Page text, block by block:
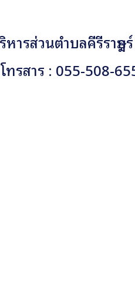
หารส่วนตำบลคีรีราษ
ทรสาร : 055-508-